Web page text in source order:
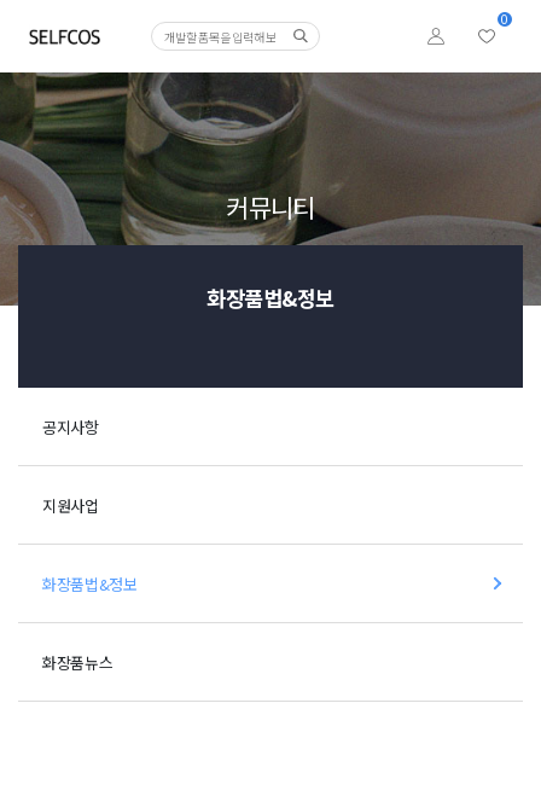
0
커뮤니티
화장품법&정보
공지사항
지원사업
화장품법&정보
화장품뉴스